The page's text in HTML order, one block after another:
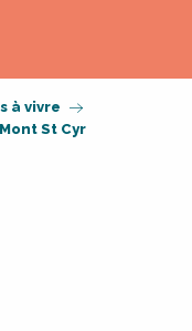
à vivre
St Cyr